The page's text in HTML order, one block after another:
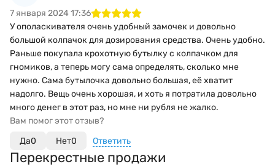
7 января 2024 17:36
У ополаскивателя очень удобный замочек и довольно
большой колпачок для дозирования средства. Очень удобно.
Раньше покупала крохотную бутылку с колпачком для
гномиков, а теперь могу сама определять, сколько мне
нужно. Сама бутылочка довольно большая, её хватит
надолго. Вещь очень хорошая, и хоть я потратила довольно
много денег в этот раз, но мне ни рубля не жалко.
Вам помог этот отзыв?
Да0 Нет0 Ответить
Перекрестные продажи